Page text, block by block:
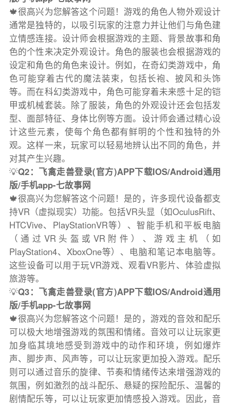
🍁很高兴为您解答这个问题！游戏的角色人物外观设计
通常是独特的，以吸引玩家的注意力并让他们与角色建
立情感连接。设计师会根据游戏的主题、背景故事和角
色的个性来决定外观设计。角色的服装也会根据游戏的
设定和角色的角色来设计。例如，在奇幻类游戏中，角
色可能穿着古代的魔法装束，包括长袍、披风和头饰
等。而在科幻类游戏中，角色可能穿着未来感十足的铠
甲或机械套装。除了服装，角色的外观设计还会包括发
型、面部特征、身体比例等方面。设计师会通过精心设
计这些元素，使每个角色都有鲜明的个性和独特的外
观。这样一来，玩家可以轻易地辨认出不同的角色，并
对其产生兴趣。
💡Q2：飞禽走兽登录(官方)APP下载IOS/Android通用
版/手机app-七故事网
🍁很高兴为您解答这个问题！是的，许多现代设备都支
持VR（虚拟现实）功能。包括VR头显（如OculusRift、
HTCVive、PlayStationVR等）、智能手机和平板电脑
（通过VR头盔或VR附件）、游戏主机（如
PlayStation4、XboxOne等）、电脑和笔记本电脑等。
这些设备可以用于玩VR游戏、观看VR影片、体验虚拟
旅游等。
💡Q3：飞禽走兽登录(官方)APP下载IOS/Android通用
版/手机app-七故事网
🍁很高兴为您解答这个问题！是的，游戏的音效和配乐
可以极大地增强游戏的氛围和情绪。音效可以让玩家更
加身临其境地感受到游戏中的动作和环境，例如爆炸
声、脚步声、风声等，可以让玩家更加投入游戏。配乐
则可以通过音乐的旋律、节奏和情绪传达来增强游戏的
氛围，例如激烈的战斗配乐、悬疑的探险配乐、温馨的
剧情配乐等，可以让玩家更加情感投入游戏。因此，音